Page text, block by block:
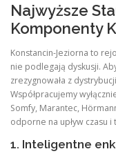
Najwyższe
Komponenty
Konstancin-Jeziorna to
nie podlegają dyskusji.
zrezygnowała z
Współpracujemy
Somfy, Marantec,
odporne na upływ czasu
1. Inteligentne